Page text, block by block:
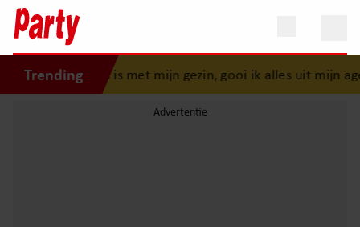
Trending
“Als er iets is met mijn gezin, gooi ik alles uit mijn